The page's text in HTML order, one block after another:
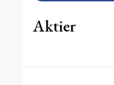
Aktier